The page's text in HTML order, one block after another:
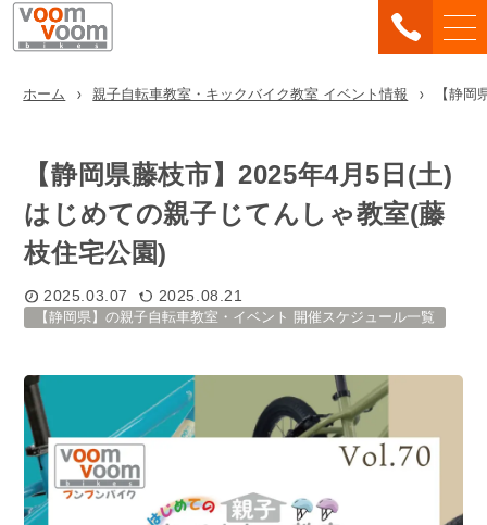
ホーム 親子自転車教室・キックバイク教室 イベント情報 【静
【静岡県藤枝市】2025年4月5日(土)
はじめての親子じてんしゃ教室(藤
枝住宅公園)
2025.03.07 2025.08.21
【静岡県】の親子自転車教室・イベント 開催スケジュール一覧